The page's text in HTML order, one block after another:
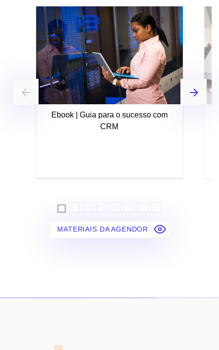
Ebook | Guia para o sucesso com
CRM
MATERIAIS DA AGENDOR